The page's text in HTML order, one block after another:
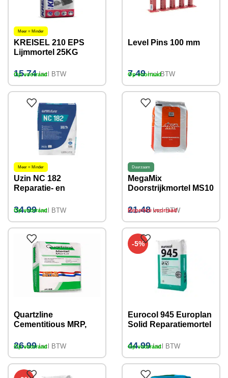
Meer = Minder
KREISEL 210 EPS
Lijmmortel 25KG
15.74 Incl BTW
Op voorraad
Level Pins 100 mm
7.49 Incl BTW
Op voorraad
Meer = Minder
Uzin NC 182
Reparatie- en
tot 100mm
34.99 Incl BTW
Op voorraad
Duurzaam
MegaMix
Doorstrijkmortel MS10
21.48 Incl BTW
Beperkte voorraad
Quartzline
Cementitious MRP,
(Cementgebonden)
26.99 Incl BTW
Op voorraad
-5%
Eurocol 945 Europlan
Solid Reparatiemortel
44.99 Incl BTW
Op voorraad